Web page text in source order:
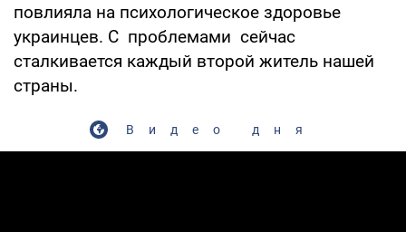
повлияла на психологическое здоровье
украинцев. С проблемами сейчас
сталкивается каждый второй житель нашей
страны.
Видео дня